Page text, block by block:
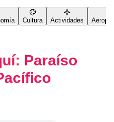
Cultura Actividades
Paraíso